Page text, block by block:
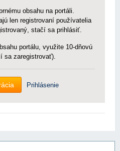
obsahu na portáli.
len registrovaní používatelia
stačí sa prihlásiť.
portálu, využite 10-dňovú
sa zaregistrovať).
Prihlásenie